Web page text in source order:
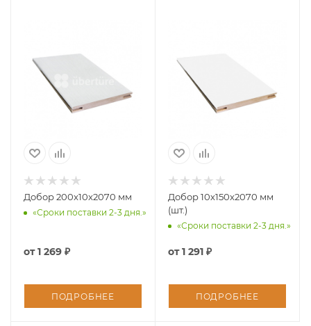
Добор 200x10x2070 мм
«Сроки поставки 2-3 дня.»
от1 269 ₽
ПОДРОБНЕЕ
Добор 10х150х2070 мм
(шт.)
«Сроки поставки 2-3 дня.»
от1 291 ₽
ПОДРОБНЕЕ